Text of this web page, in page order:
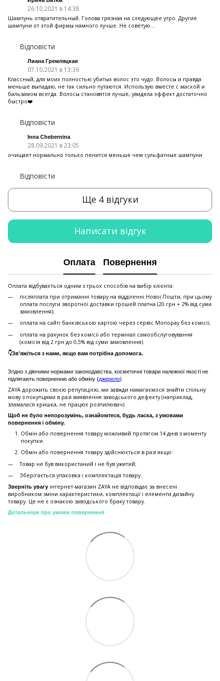
26.10.2021 в 14:38
Шампунь отвратительный. Голова грязная на следующее утро. Другие
шампуни от этой фирмы намного лучше. Не советую...
Відповісти
Лиана Гремляцкая
07.10.2021 в 13:36
Классный, для моих полностью убитых волос это чудо. Волосы и правда
меньше выпадаю, не так сильно путаются. Использую вместе с маской и
бальзамом всегда. Волосы становятся лучше, увидела эффект достаточно
быстро❤️
Відповісти
Inna Chebernina
28.09.2021 в 23:05
очищает нормально только пенится меньше чем сульфатные шампуни
Відповісти
Ще 4 відгуки
Написати відгук
Оплата Повернення
Оплата відбувається одним з трьох способів на вибір клієнта:
післяплата при отриманні товару на відділенні Нової Пошти, при цьому
оплата послуги зворотної доставки грошей платна (20 грн + 2% від суми
замовлення);
оплата на сайті банківською картою через сервіс Monopay без комісії;
оплата на рахунок без комісії або термінал самообслуговування
(комісія від 2 грн до 0,5% від суми замовлення).
👇Зв'яжіться з нами, якщо вам потрібна допомога.
Згідно з діючими нормами законодавства, косметичні товари належної якості не
підлягають поверненню або обміну (джерело)
ZAYA дорожить своєю репутацією, ми завжди намагаємося знайти спільну
мову з покупцями в разі виявлення заводського дефекту (наприклад,
зламалася кришка, не працює розпилювач).
Щоб не було непорозумінь, ознайомтеся, будь ласка, з умовами
повернення і обміну.
Обмін або повернення товару можливий протягом 14 днів з моменту
покупки.
Обмiн або повернення товару здійснюється в разі якщо:
Товар не був використаний і не був ужитий;
Зберiгається упаковка і комплектація товару.
Зверніть увагу інтернет-магазин ZAYA не відповідає за внесені
виробником зміни характеристики, комплектації і елементи дизайну
товару. Це не є ознакою заводського браку товару.
Детальніше про умови повернення